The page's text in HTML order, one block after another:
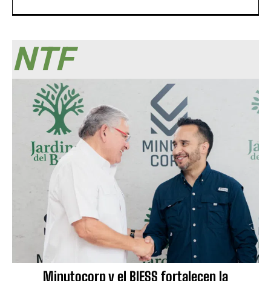
NTF
Minutocorp y el BIESS fortalecen la